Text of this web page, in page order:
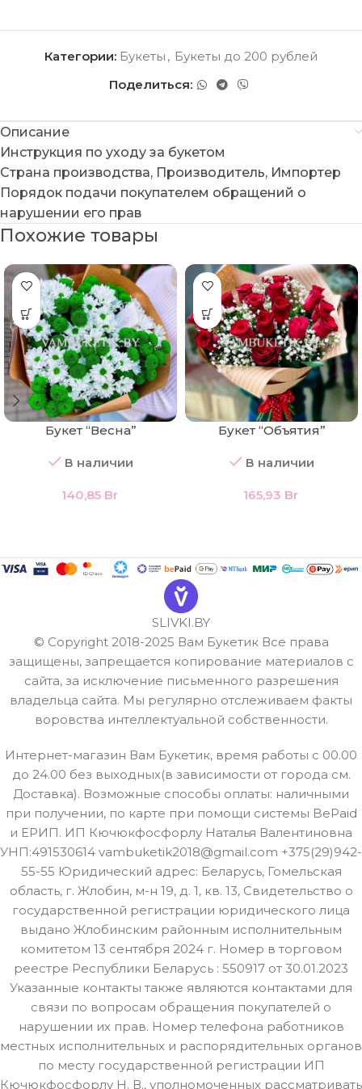
Категории: Букеты , Букеты до 200 рублей
Поделиться:
Описание
Инструкция по уходу за букетом
Страна производства, Производитель, Импортер
Порядок подачи покупателем обращений о
нарушении его прав
Похожие товары
Букет “Весна”
В наличии
140,85 Br
Букет “Объятия”
В наличии
165,93 Br
SLIVKI.BY
© Copyright 2018-2025 Вам Букетик Все права
защищены, запрещается копирование материалов с
сайта, за исключение письменного разрешения
владельца сайта. Мы регулярно отслеживаем факты
воровства интеллектуальной собственности.
Интернет-магазин Вам Букетик, время работы с 00.00
до 24.00 без выходных(в зависимости от города см.
Доставка). Возможные способы оплаты: наличными
при получении, по карте при помощи системы BePaid
и ЕРИП. ИП Кючюкфосфорлу Наталья Валентиновна
УНП:491530614 vambuketik2018@gmail.com +375(29)942-
55-55 Юридический адрес: Беларусь, Гомельская
область, г. Жлобин, м-н 19, д. 1, кв. 13, Свидетельство о
государственной регистрации юридического лица
выдано Жлобинским районным исполнительным
комитетом 13 сентября 2024 г. Номер в торговом
реестре Республики Беларусь : 550917 от 30.01.2023
Указанные контакты также являются контактами для
связи по вопросам обращения покупателей о
нарушении их прав. Номер телефона работников
местных исполнительных и распорядительных органов
по месту государственной регистрации ИП
Кючюкфосфорлу Н. В., уполномоченных рассматривать